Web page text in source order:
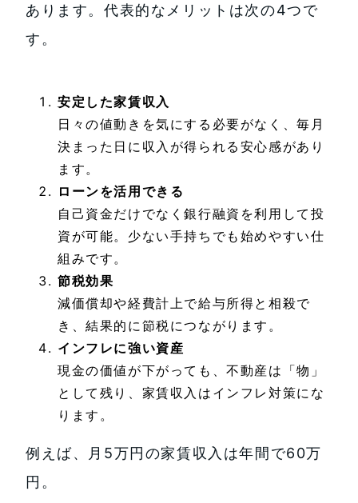
あります。代表的なメリットは次の4つで
す。
安定した家賃収入
日々の値動きを気にする必要がなく、毎月
決まった日に収入が得られる安心感があり
ます。
ローンを活用できる
自己資金だけでなく銀行融資を利用して投
資が可能。少ない手持ちでも始めやすい仕
組みです。
節税効果
減価償却や経費計上で給与所得と相殺で
き、結果的に節税につながります。
インフレに強い資産
現金の価値が下がっても、不動産は「物」
として残り、家賃収入はインフレ対策にな
ります。
例えば、月5万円の家賃収入は年間で60万
円。